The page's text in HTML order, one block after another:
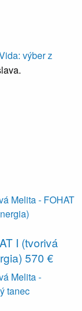
výber z
I (tvorivá
570 €